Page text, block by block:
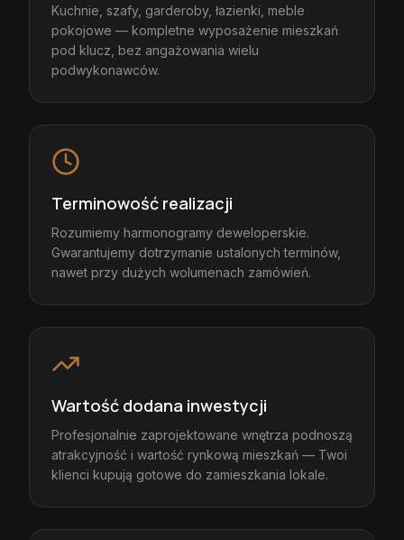
Kuchnie, szafy, garderoby, łazienki, meble
pokojowe — kompletne wyposażenie mieszkań
pod klucz, bez angażowania wielu
podwykonawców.
Terminowość realizacji
Rozumiemy harmonogramy deweloperskie.
Gwarantujemy dotrzymanie ustalonych terminów,
nawet przy dużych wolumenach zamówień.
Wartość dodana inwestycji
Profesjonalnie zaprojektowane wnętrza podnoszą
atrakcyjność i wartość rynkową mieszkań — Twoi
klienci kupują gotowe do zamieszkania lokale.